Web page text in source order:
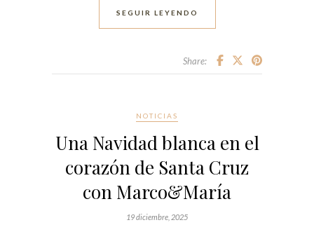
SEGUIR LEYENDO
Share:
NOTICIAS
Una Navidad blanca en el
corazón de Santa Cruz
con Marco&María
19 diciembre, 2025